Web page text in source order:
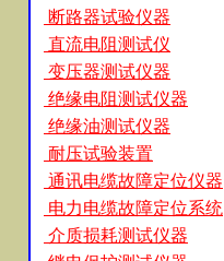
断路器试验仪器
直流电阻测试仪
变压器测试仪器
绝缘电阻测试仪器
绝缘油测试仪器
耐压试验装置
通讯电缆故障定位仪器
电力电缆故障定位系统
介质损耗测试仪器